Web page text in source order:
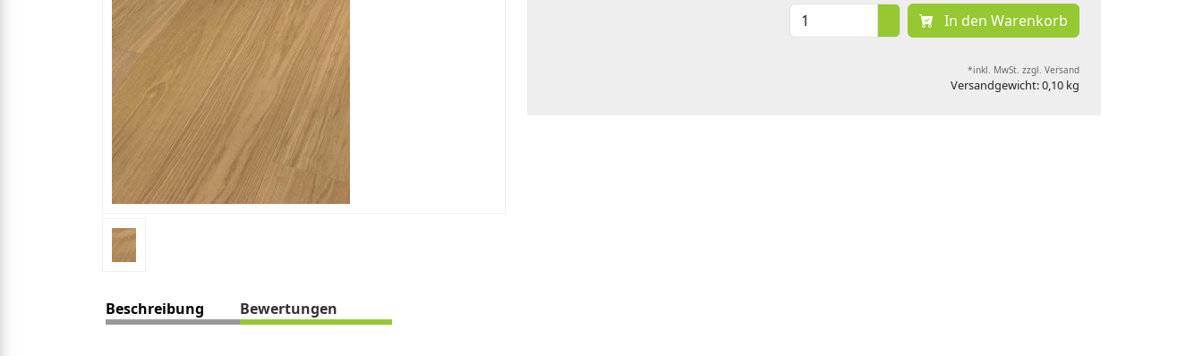
In den Warenkorb
*inkl. MwSt. zzgl. Versand
Versandgewicht: 0,10 kg
Beschreibung Bewertungen